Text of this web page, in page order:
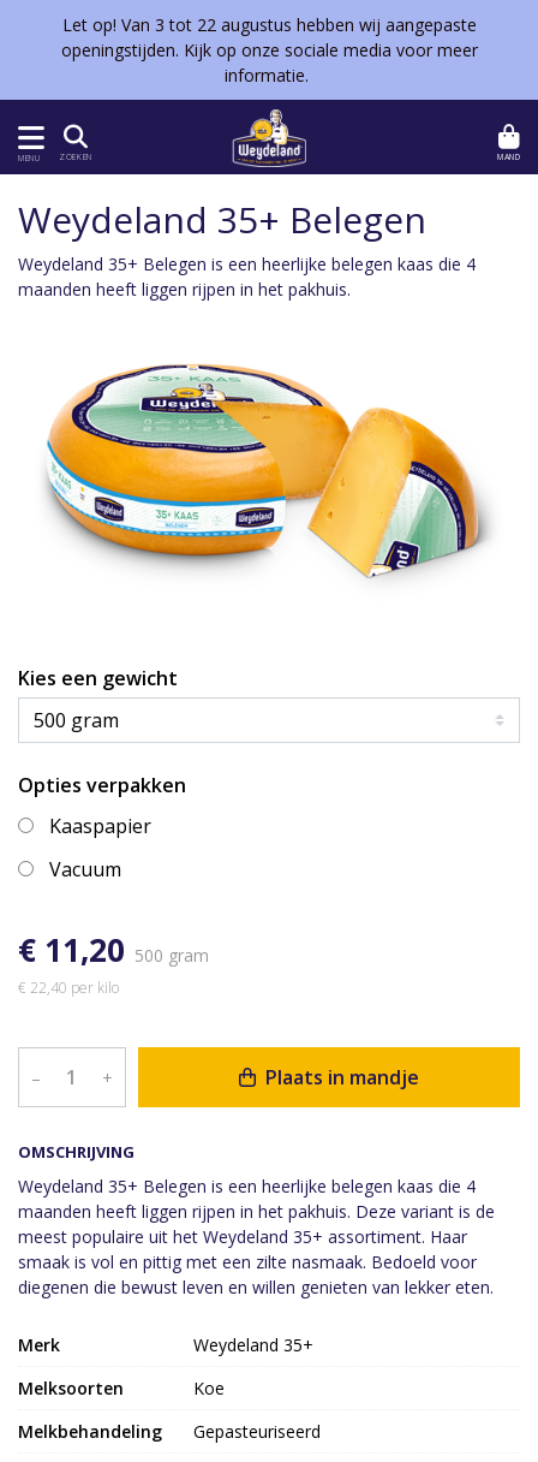
Let op! Van 3 tot 22 augustus hebben wij aangepaste
openingstijden. Kijk op onze sociale media voor meer
informatie.
MENU ZOEKEN MAND
OMSCHRIJVING
Weydeland 35+ Belegen is een heerlijke belegen kaas die 4
maanden heeft liggen rijpen in het pakhuis. Deze variant is de
meest populaire uit het Weydeland 35+ assortiment. Haar
smaak is vol en pittig met een zilte nasmaak. Bedoeld voor
diegenen die bewust leven en willen genieten van lekker eten.
Weydeland 35+ Belegen
Weydeland 35+ Belegen is een heerlijke belegen kaas die 4
maanden heeft liggen rijpen in het pakhuis.
Kies een gewicht
Opties verpakken
Kaaspapier
Vacuum
€ 11,20 500 gram
€ 22,40 per kilo
– + Plaats in mandje
Merk
Weydeland 35+
Melksoorten
Koe
Melkbehandeling
Gepasteuriseerd